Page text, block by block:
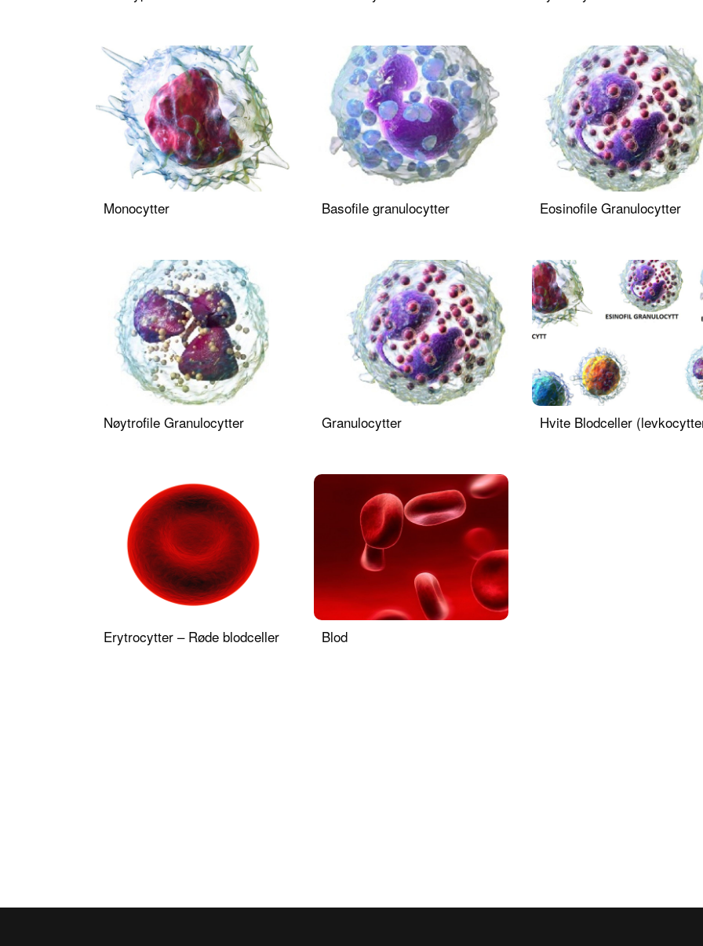
Monocytter Basofile granulocytter Eosinofile Granulocytter
Nøytrofile Granulocytter Granulocytter Hvite Blodceller
Erytrocytter – Røde blodceller Blod